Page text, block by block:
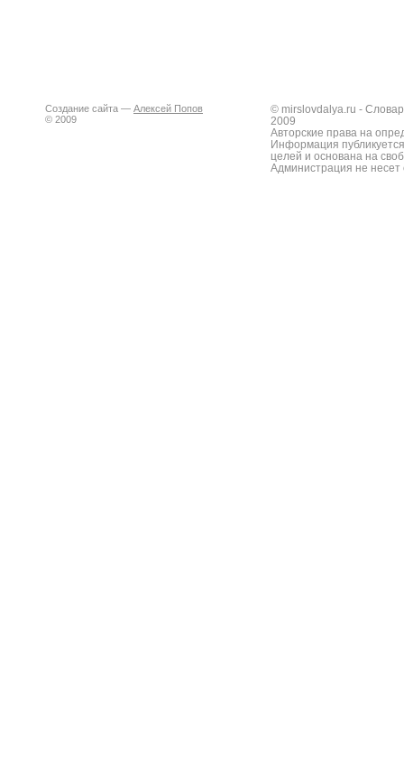
Создание сайта — Алексей Попов
© 2009
© mirslovdalya.ru -
2009
Авторские права на
Информация
целей и основана на
Администрация не несет